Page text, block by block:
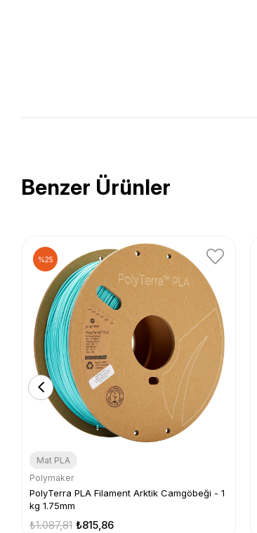
Benzer Ürünler
Mat PLA
Polymaker
PolyTerra PLA Filament Arktik Camgöbeği - 1
kg 1.75mm
₺815,86
₺1.087,81
%25